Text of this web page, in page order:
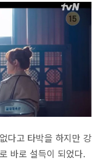
다고 타박을 하지만 강
바로 설득이 되었다.